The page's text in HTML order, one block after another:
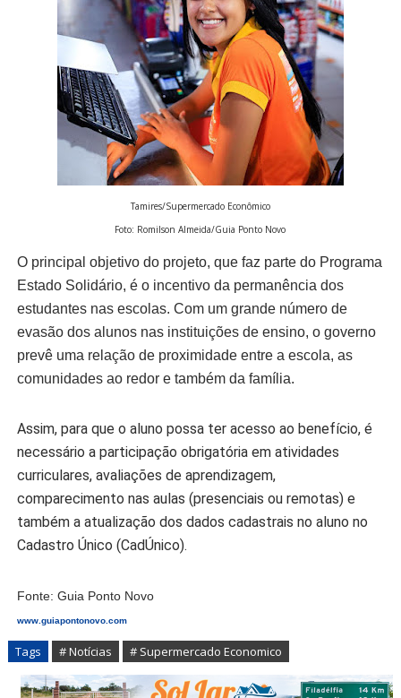
Tamires/Supermercado Econômico
Foto: Romilson Almeida/Guia Ponto Novo
O principal objetivo do projeto, que faz parte do Programa
Estado Solidário, é o incentivo da permanência dos
estudantes nas escolas. Com um grande número de
evasão dos alunos nas instituições de ensino, o governo
prevê uma relação de proximidade entre a escola, as
comunidades ao redor e também da família.
Assim, para que o aluno possa ter acesso ao benefício, é
necessário a participação obrigatória em atividades
curriculares, avaliações de aprendizagem,
comparecimento nas aulas (presenciais ou remotas) e
também a atualização dos dados cadastrais no aluno no
Cadastro Único (CadÚnico).
Fonte: Guia Ponto Novo
www.guiapontonovo.com
Tags # Notícias # Supermercado Economico